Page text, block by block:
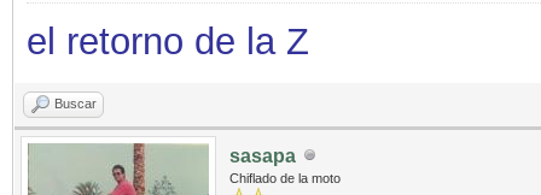
el retorno de la Z
Buscar
sasapa
Chiflado de la moto